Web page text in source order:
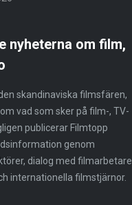
nyheterna om film,
skandinaviska filmsfären,
vad som sker på film-, TV-
publicerar Filmtopp
genom
dialog med filmarbetare
internationella filmstjärnor.